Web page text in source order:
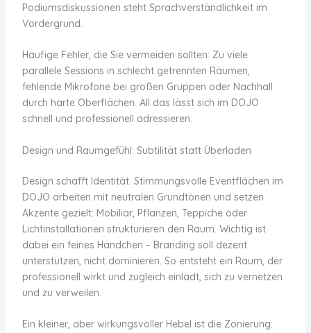
Podiumsdiskussionen steht Sprachverständlichkeit im
Vordergrund.
Häufige Fehler, die Sie vermeiden sollten: Zu viele
parallele Sessions in schlecht getrennten Räumen,
fehlende Mikrofone bei großen Gruppen oder Nachhall
durch harte Oberflächen. All das lässt sich im DOJO
schnell und professionell adressieren.
Design und Raumgefühl: Subtilität statt Überladen
Design schafft Identität. Stimmungsvolle Eventflächen im
DOJO arbeiten mit neutralen Grundtönen und setzen
Akzente gezielt: Mobiliar, Pflanzen, Teppiche oder
Lichtinstallationen strukturieren den Raum. Wichtig ist
dabei ein feines Händchen – Branding soll dezent
unterstützen, nicht dominieren. So entsteht ein Raum, der
professionell wirkt und zugleich einlädt, sich zu vernetzen
und zu verweilen.
Ein kleiner, aber wirkungsvoller Hebel ist die Zonierung: